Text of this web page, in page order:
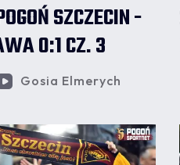
SZCZECIN -
0:1 CZ. 3
Gosia Elmerych